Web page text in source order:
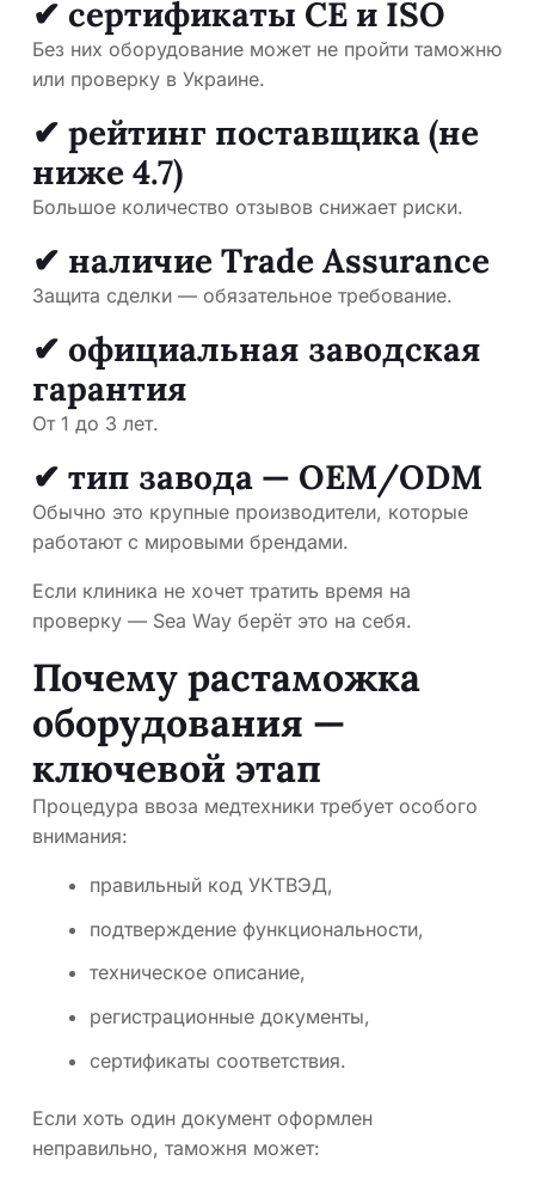
✔ сертификаты CE и ISO
Без них оборудование может не пройти таможню
или проверку в Украине.
✔ рейтинг поставщика (не
ниже 4.7)
Большое количество отзывов снижает риски.
✔ наличие Trade Assurance
Защита сделки — обязательное требование.
✔ официальная заводская
гарантия
От 1 до 3 лет.
✔ тип завода — OEM/ODM
Обычно это крупные производители, которые
работают с мировыми брендами.
Если клиника не хочет тратить время на
проверку — Sea Way берёт это на себя.
Почему растаможка
оборудования —
ключевой этап
Процедура ввоза медтехники требует особого
внимания:
правильный код УКТВЭД,
подтверждение функциональности,
техническое описание,
регистрационные документы,
сертификаты соответствия.
Если хоть один документ оформлен
неправильно, таможня может: